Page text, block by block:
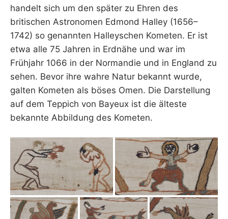
handelt sich um den später zu Ehren des
britischen Astronomen Edmond Halley (1656–
1742) so genannten Halleyschen Kometen. Er ist
etwa alle 75 Jahren in Erdnähe und war im
Frühjahr 1066 in der Normandie und in England zu
sehen. Bevor ihre wahre Natur bekannt wurde,
galten Kometen als böses Omen. Die Darstellung
auf dem Teppich von Bayeux ist die älteste
bekannte Abbildung des Kometen.